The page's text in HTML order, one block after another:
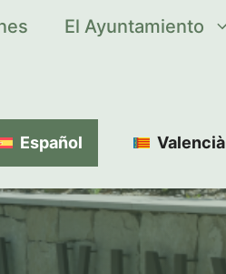
El Ayuntamiento
Español Valencià